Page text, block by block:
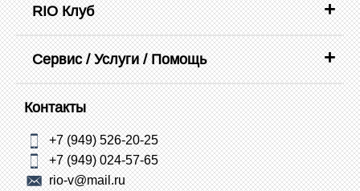
RIO Клуб
Сервис / Услуги / Помощь
Контакты
+7 (949) 526-20-25
+7 (949) 024-57-65
rio-v@mail.ru